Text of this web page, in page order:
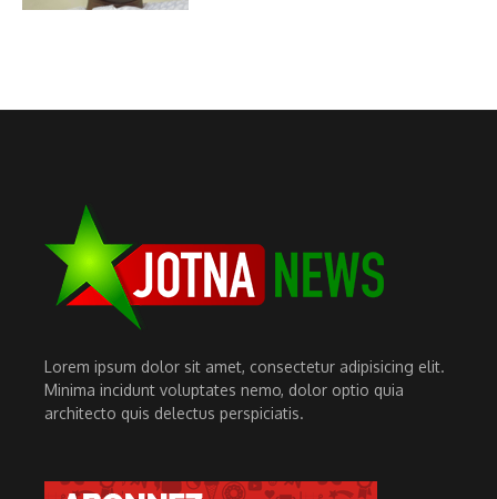
Lorem ipsum dolor sit amet, consectetur adipisicing elit.
Minima incidunt voluptates nemo, dolor optio quia
architecto quis delectus perspiciatis.